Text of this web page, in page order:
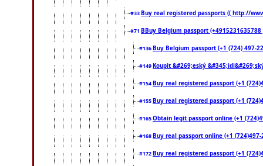
#33Buy real registered passports (( http://
#71 BBuy Belgium passport
#136Buy Belgium passport (+1 (724) 497-
#149Koupit &#269;eský
#154Buy real registered passport (+1
#155Buy real registered passport (+1
#165Obtain legit passport online (+1
#168Buy real passport online (+1
#172Buy real registered passport (+1